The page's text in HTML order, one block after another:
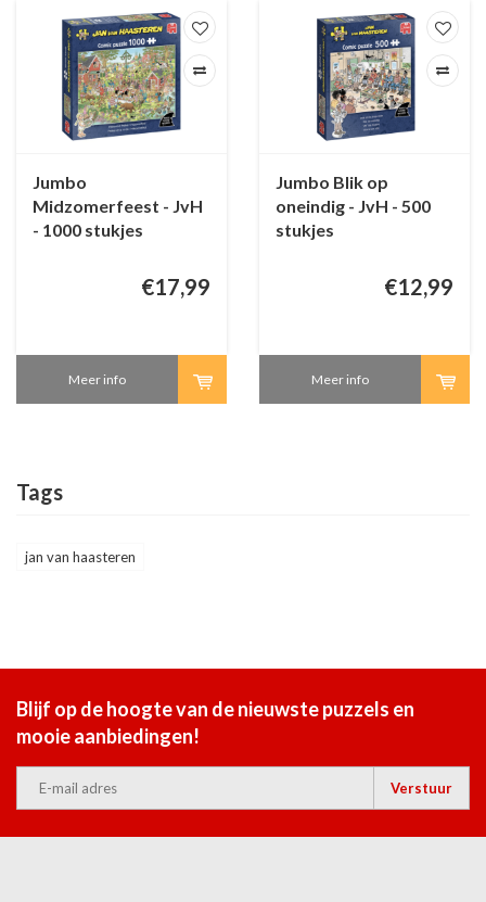
Jumbo
Midzomerfeest - JvH
- 1000 stukjes
€17,99
Meer info
Jumbo Blik op
oneindig - JvH - 500
stukjes
€12,99
Meer info
Tags
jan van haasteren
Blijf op de hoogte van de nieuwste puzzels en
mooie aanbiedingen!
Verstuur